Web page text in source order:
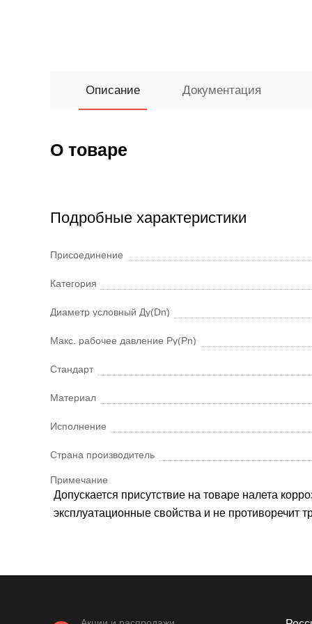
Описание Документация
О товаре
Подробные характеристики
Присоединение
Категория
Диаметр условный Ду(Dn)
Макс. рабочее давление Ру(Pn)
Стандарт
Материал
Исполнение
Страна производитель
Примечание
Допускается присутствие на товаре налета
эксплуатационные свойства и не противоречит